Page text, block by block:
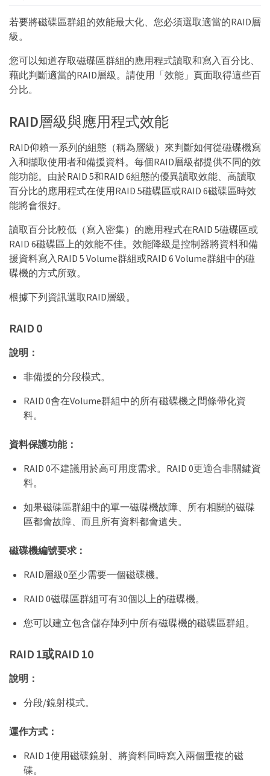
若要將磁碟區群組的效能最大化、您必須選取適當的RAID層
級。
您可以知道存取磁碟區群組的應用程式讀取和寫入百分比、
藉此判斷適當的RAID層級。請使用「效能」頁面取得這些百
分比。
RAID層級與應用程式效能
RAID仰賴一系列的組態（稱為層級）來判斷如何從磁碟機寫
入和擷取使用者和備援資料。每個RAID層級都提供不同的效
能功能。由於RAID 5和RAID 6組態的優異讀取效能、高讀取
百分比的應用程式在使用RAID 5磁碟區或RAID 6磁碟區時效
能將會很好。
讀取百分比較低（寫入密集）的應用程式在RAID 5磁碟區或
RAID 6磁碟區上的效能不佳。效能降級是控制器將資料和備
援資料寫入RAID 5 Volume群組或RAID 6 Volume群組中的磁
碟機的方式所致。
根據下列資訊選取RAID層級。
RAID 0
說明：
非備援的分段模式。
RAID 0會在Volume群組中的所有磁碟機之間條帶化資
料。
資料保護功能：
RAID 0不建議用於高可用度需求。RAID 0更適合非關鍵資
料。
如果磁碟區群組中的單一磁碟機故障、所有相關的磁碟
區都會故障、而且所有資料都會遺失。
磁碟機編號要求：
RAID層級0至少需要一個磁碟機。
RAID 0磁碟區群組可有30個以上的磁碟機。
您可以建立包含儲存陣列中所有磁碟機的磁碟區群組。
RAID 1或RAID 10
說明：
分段/鏡射模式。
運作方式：
RAID 1使用磁碟鏡射、將資料同時寫入兩個重複的磁
碟。